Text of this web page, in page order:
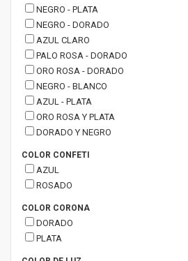
NEGRO - PLATA
NEGRO - DORADO
AZUL CLARO
PALO ROSA - DORADO
ORO ROSA - DORADO
NEGRO - BLANCO
AZUL - PLATA
ORO ROSA Y PLATA
DORADO Y NEGRO
COLOR CONFETI
AZUL
ROSADO
COLOR CORONA
DORADO
PLATA